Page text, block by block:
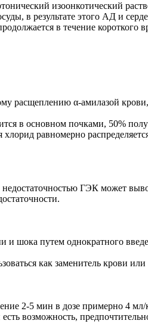
изоонкотический
в результате этого АД и
в течение
расщеплению α-амилазой
в основном почками, 50%
равномерно
ГЭК может
и шока путем однократного
как заменитель крови
2-5 мин в дозе примерно 4
возможность,